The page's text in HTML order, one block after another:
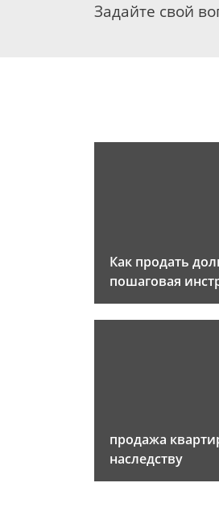
Задайте свой
Как продать
пошаговая
продажа
наследству